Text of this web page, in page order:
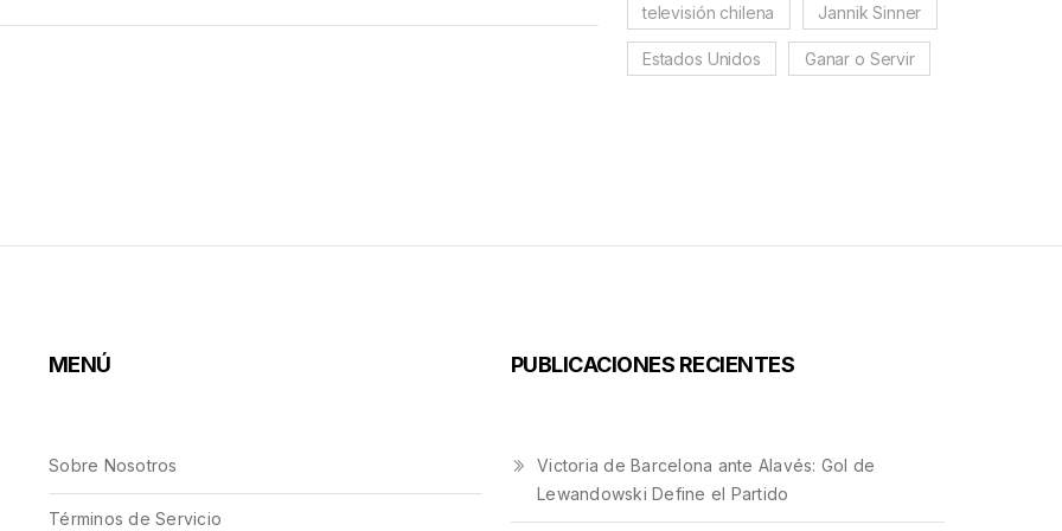
televisión chilena Jannik Sinner
Estados Unidos Ganar o Servir
MENÚ
Sobre Nosotros
Términos de Servicio
PUBLICACIONES RECIENTES
Victoria de Barcelona ante Alavés: Gol de
Lewandowski Define el Partido